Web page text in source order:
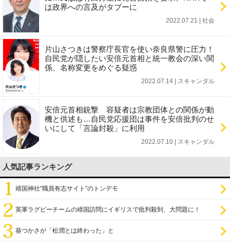
は政界への言及がタブーに
2022.07.21 | 社会
片山さつきは警察庁長官を使い奈良県警に圧力！
自民党が隠したい安倍元首相と統一教会の深い関
係、名称変更をめぐる疑惑
2022.07.14 | スキャンダル
安倍元首相銃撃 容疑者は宗教団体との関係が動
機と供述も…自民党応援団は事件を安倍批判のせ
いにして「言論封殺」に利用
2022.07.10 | スキャンダル
人気記事ランキング
靖国神社“職員有志サイト”のトンデモ
英軍ラグビーチームの靖国訪問にイギリスで批判殺到、大問題に！
葵つかさが「松潤とは終わった」と